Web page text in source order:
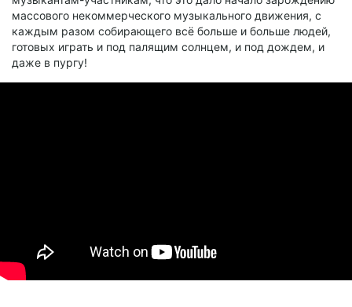
массового некоммерческого музыкального движения, с
каждым разом собирающего всё больше и больше людей,
готовых играть и под палящим солнцем, и под дождем, и
даже в пургу!